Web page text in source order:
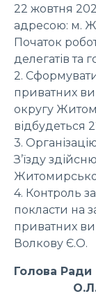
22 жовтня
адресою: м.
Початок
делегатів та
2.
приватних
округу
відбудеться
3.
З’їзду
4. Контроль
покласти на
приватних
Волкову Є.О.
О.Л.